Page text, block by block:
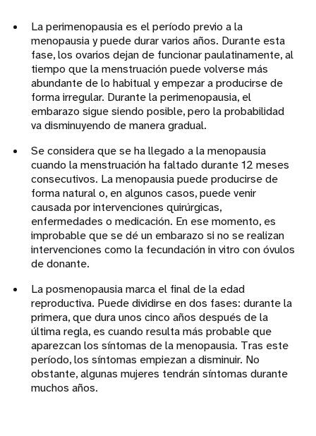
La perimenopausia es el período previo a la
menopausia y puede durar varios años. Durante esta
fase, los ovarios dejan de funcionar paulatinamente, al
tiempo que la menstruación puede volverse más
abundante de lo habitual y empezar a producirse de
forma irregular. Durante la perimenopausia, el
embarazo sigue siendo posible, pero la probabilidad
va disminuyendo de manera gradual.
Se considera que se ha llegado a la menopausia
cuando la menstruación ha faltado durante 12 meses
consecutivos. La menopausia puede producirse de
forma natural o, en algunos casos, puede venir
causada por intervenciones quirúrgicas,
enfermedades o medicación. En ese momento, es
improbable que se dé un embarazo si no se realizan
intervenciones como la fecundación in vitro con óvulos
de donante.
La posmenopausia marca el final de la edad
reproductiva. Puede dividirse en dos fases: durante la
primera, que dura unos cinco años después de la
última regla, es cuando resulta más probable que
aparezcan los síntomas de la menopausia. Tras este
período, los síntomas empiezan a disminuir. No
obstante, algunas mujeres tendrán síntomas durante
muchos años.